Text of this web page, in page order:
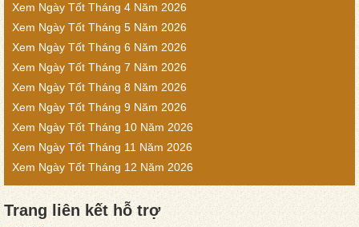
Xem Ngày Tốt Tháng 4 Năm 2026
Xem Ngày Tốt Tháng 5 Năm 2026
Xem Ngày Tốt Tháng 6 Năm 2026
Xem Ngày Tốt Tháng 7 Năm 2026
Xem Ngày Tốt Tháng 8 Năm 2026
Xem Ngày Tốt Tháng 9 Năm 2026
Xem Ngày Tốt Tháng 10 Năm 2026
Xem Ngày Tốt Tháng 11 Năm 2026
Xem Ngày Tốt Tháng 12 Năm 2026
Trang liên kết hỗ trợ